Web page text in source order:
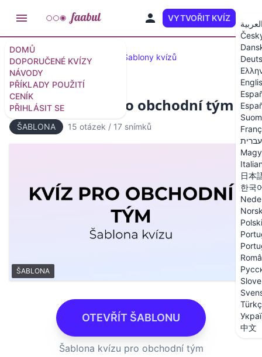
DOMŮ
DOPORUČENÉ KVÍZY
NÁVODY
PŘÍKLADY POUŽITÍ
CENÍK
PŘIHLÁSIT SE
VYTVOŘIT KVÍZ
עברית
日本
한국
Polski
中文
Doporučené kvízy a testy Šablony kvízů
Šablona kvízu pro obchodní tým
ŠABLONA 15 otázek / 17 snímků
ŠABLONA
OTEVŘÍT ŠABLONU
Šablona kvízu pro obchodní tým